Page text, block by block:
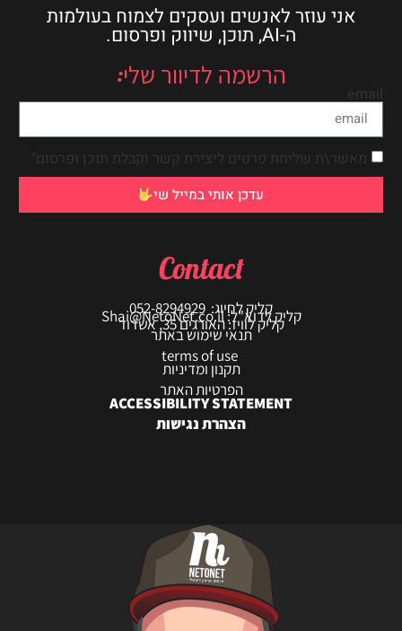
אני עוזר לאנשים ועסקים לצמוח בעולמות
ה-AI, תוכן, שיווק ופרסום.
הרשמה לדיוור שלי:
email
מאשר\ת שליחת פרטים ליצירת קשר וקבלת תוכן ופרסום"
עדכן אותי במייל שי
Contact
קליק לחיוג: 052-8294929
קליק לדוא"ל: Shai@NetoNet.co.il
קליק לוויז: האורגים 35, אשדוד
תנאי שימוש באתר
תקנון ומדיניות
הפרטיות האתר
ACCESSIBILITY STATEMENT
הצהרת נגישות